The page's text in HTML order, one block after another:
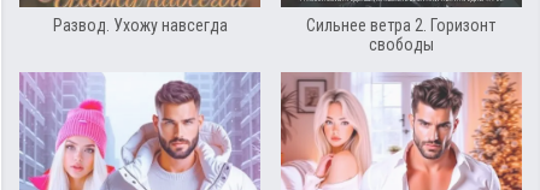
Развод. Ухожу навсегда
Сильнее ветра 2. Горизонт
свободы